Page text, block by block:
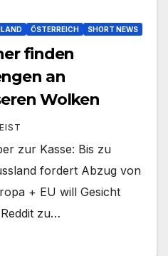
ÖSTERREICH SHORT NEWS
finden
an
Wolken
zur Kasse: Bis zu
fordert Abzug von
+ EU will Gesicht
zu…